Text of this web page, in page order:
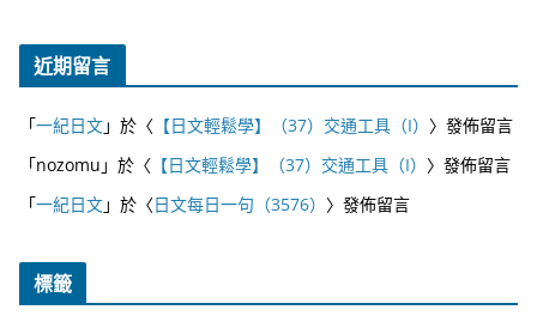
近期留言
「一紀日文」於〈 【日文輕鬆學】（37）交通工具（I） 〉發佈留言
「nozomu 」於〈 【日文輕鬆學】（37）交通工具（I） 〉發佈留言
「一紀日文」於〈日文每日一句（3576） 〉發佈留言
標籤